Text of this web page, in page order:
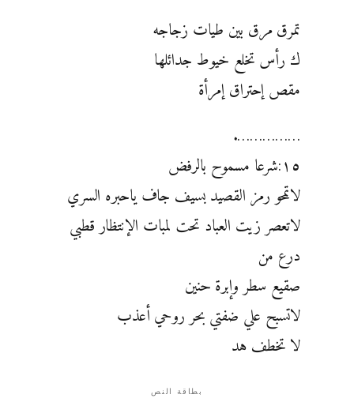
تمرق مرق بين طيات زجاجه
ك رأس تخلع خيوط جدائلها
مقص إحتراق إمرأة
…………….
١٥:شرعا مسموح بالرفض
لاتمحو رمز القصيد بسيف جاف ياحبره السري
لاتعصر زيت العباد تحت لمبات الإنتظار قطبي
درع من
صقيع سطر وإبرة حنين
لاتسبح علي ضفتي بحر روحي أعذب
لا تخطف هد
بطاقة النص